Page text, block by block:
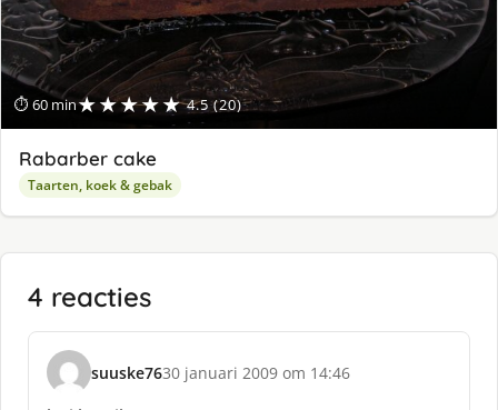
⏱ 60 min★★★★★ 4.5 (20)
Rabarber cake
Taarten, koek & gebak
4 reacties
suuske76
s
30 januari 2009 om 14:46